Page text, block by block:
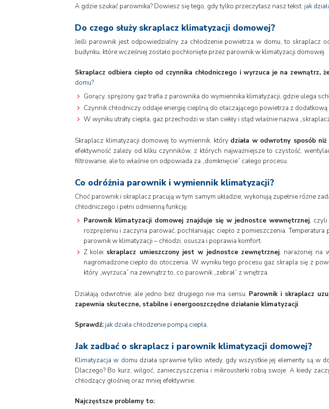
A gdzie szukać parownika? Dowiesz się tego, gdy tylko przeczytasz nasz tekst: jak
Do czego służy skraplacz klimatyzacji domowej?
Jeśli parownik jest odpowiedzialny za chłodzenie powietrza w domu, to skraplacz
budynku, które wcześniej zostało pochłonięte przez parownik w klimatyzacji domowej.
Skraplacz odbiera ciepło od czynnika chłodniczego i wyrzuca je na zewnątrz,
domu?
Gorący, sprężony gaz trafia z parownika do wymiennika klimatyzacji, gdzie ulega
Czynnik chłodniczy oddaje energię cieplną do otaczającego powietrza z
W wyniku utraty ciepła, gaz przechodzi w stan ciekły i stąd właśnie nazwa
Skraplacz klimatyzacji domowej to wymiennik, który działa w odwrotny sposób
efektywność zależy od kilku czynników, z których najważniejsze to czystość,
filtrowanie, ale to właśnie on odpowiada za „domknięcie” całego procesu.
Co odróżnia parownik i wymiennik klimatyzacji?
Choć parownik i skraplacz pracują w tym samym układzie, wykonują zupełnie różne
chłodniczego i pełni odmienną funkcję.
Parownik klimatyzacji domowej znajduje się w jednostce wewnętrznej, czyli
rozprężeniu i zaczyna parować, pochłaniając ciepło z pomieszczenia.
parownik w klimatyzacji – chłodzi, osusza i poprawia komfort.
Z kolei skraplacz umieszczony jest w jednostce zewnętrznej, narażonej na
nagromadzone ciepło do otoczenia. W wyniku tego procesu gaz skrapla się z
który „wyrzuca” na zewnątrz to, co parownik „zebrał” z wnętrza.
Działają odwrotnie, ale jedno bez drugiego nie ma sensu. Parownik i skraplacz
zapewnia skuteczne, stabilne i energooszczędne działanie klimatyzacji.
Sprawdź: jak działa chłodzenie pompą ciepła.
Jak zadbać o skraplacz i parownik klimatyzacji domowej?
Klimatyzacja w domu działa sprawnie tylko wtedy, gdy wszystkie jej elementy są w
Dlaczego? Bo kurz, wilgoć, zanieczyszczenia i mikrousterki robią swoje. A kiedy
chłodzący głośniej oraz mniej efektywnie.
Najczęstsze problemy to: